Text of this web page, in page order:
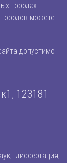
городах
можете
допустимо
123181
диссертация,